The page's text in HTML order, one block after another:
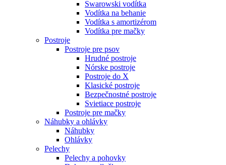
Swarowski vodítka
Vodítka na behanie
Vodítka s amortizérom
Vodítka pre mačky
Postroje
Postroje pre psov
Hrudné postroje
Nórske postroje
Postroje do X
Klasické postroje
Bezpečnostné postroje
Svietiace postroje
Postroje pre mačky
Náhubky a ohlávky
Náhubky
Ohlávky
Pelechy
Pelechy a pohovky